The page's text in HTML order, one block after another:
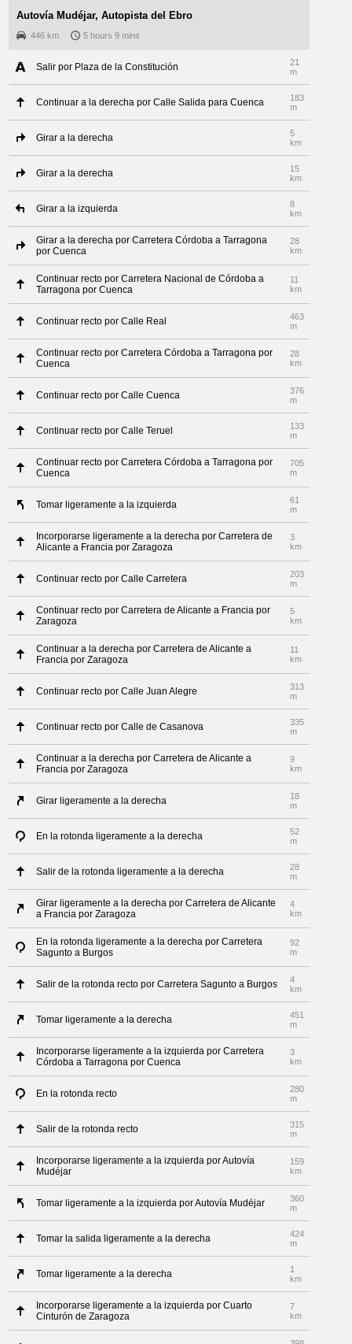
Autovía Mudéjar, Autopista del Ebro
446 km 5 hours 9 mins
Salir por Plaza de la Constitución
21
m
Continuar a la derecha por Calle Salida para Cuenca
183
m
Girar a la derecha
5
km
Girar a la derecha
15
km
Girar a la izquierda
8
km
Girar a la derecha por Carretera Córdoba a Tarragona
por Cuenca
28
km
Continuar recto por Carretera Nacional de Córdoba a
Tarragona por Cuenca
11
km
Continuar recto por Calle Real
463
m
Continuar recto por Carretera Córdoba a Tarragona por
Cuenca
28
km
Continuar recto por Calle Cuenca
376
m
Continuar recto por Calle Teruel
133
m
Continuar recto por Carretera Córdoba a Tarragona por
Cuenca
705
m
Tomar ligeramente a la izquierda
61
m
Incorporarse ligeramente a la derecha por Carretera de
Alicante a Francia por Zaragoza
3
km
Continuar recto por Calle Carretera
203
m
Continuar recto por Carretera de Alicante a Francia por
Zaragoza
5
km
Continuar a la derecha por Carretera de Alicante a
Francia por Zaragoza
11
km
Continuar recto por Calle Juan Alegre
313
m
Continuar recto por Calle de Casanova
335
m
Continuar a la derecha por Carretera de Alicante a
Francia por Zaragoza
9
km
Girar ligeramente a la derecha
18
m
En la rotonda ligeramente a la derecha
52
m
Salir de la rotonda ligeramente a la derecha
28
m
Girar ligeramente a la derecha por Carretera de Alicante
a Francia por Zaragoza
4
km
En la rotonda ligeramente a la derecha por Carretera
Sagunto a Burgos
92
m
Salir de la rotonda recto por Carretera Sagunto a Burgos
4
km
Tomar ligeramente a la derecha
451
m
Incorporarse ligeramente a la izquierda por Carretera
Córdoba a Tarragona por Cuenca
3
km
En la rotonda recto
280
m
Salir de la rotonda recto
315
m
Incorporarse ligeramente a la izquierda por Autovía
Mudéjar
159
km
Tomar ligeramente a la izquierda por Autovía Mudéjar
360
m
Tomar la salida ligeramente a la derecha
424
m
Tomar ligeramente a la derecha
1
km
Incorporarse ligeramente a la izquierda por Cuarto
Cinturón de Zaragoza
7
km